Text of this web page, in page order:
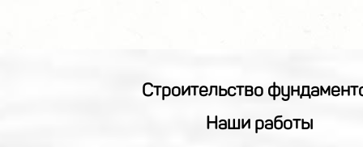
Строительство
Наши работы